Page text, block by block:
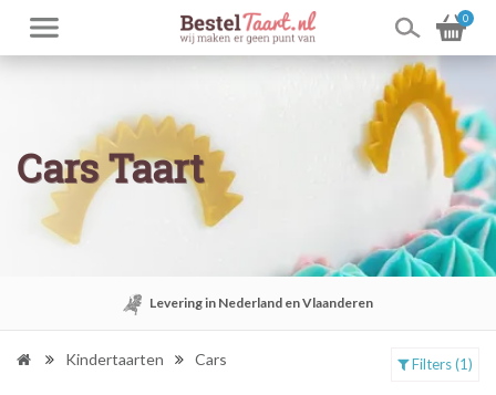
0
Cars Taart
Levering in Nederland en Vlaanderen
Kindertaarten Cars Filters (1)